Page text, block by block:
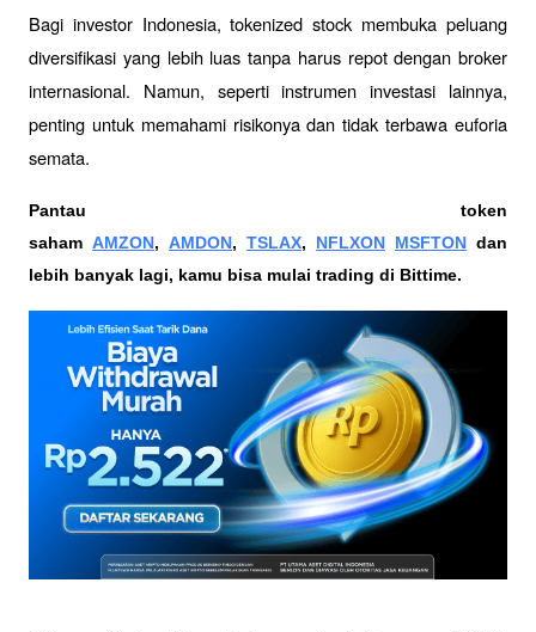
Bagi investor Indonesia, tokenized stock membuka peluang
diversifikasi yang lebih luas tanpa harus repot dengan broker
internasional. Namun, seperti instrumen investasi lainnya,
penting untuk memahami risikonya dan tidak terbawa euforia
semata.
Pantau token
saham AMZON, AMDON, TSLAX, NFLXON MSFTON dan
lebih banyak lagi, kamu bisa mulai trading di Bittime.